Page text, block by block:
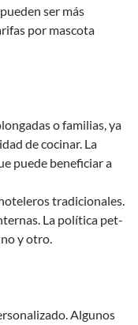
ser más
por mascota
o familias, ya
de cocinar. La
puede beneficiar a
tradicionales.
La política pet-
y otro.
Algunos